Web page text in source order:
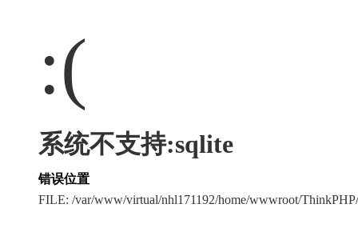
:(
系统不支持:sqlite
错误位置
FILE: /var/www/virtual/nhl171192/home/wwwroot/